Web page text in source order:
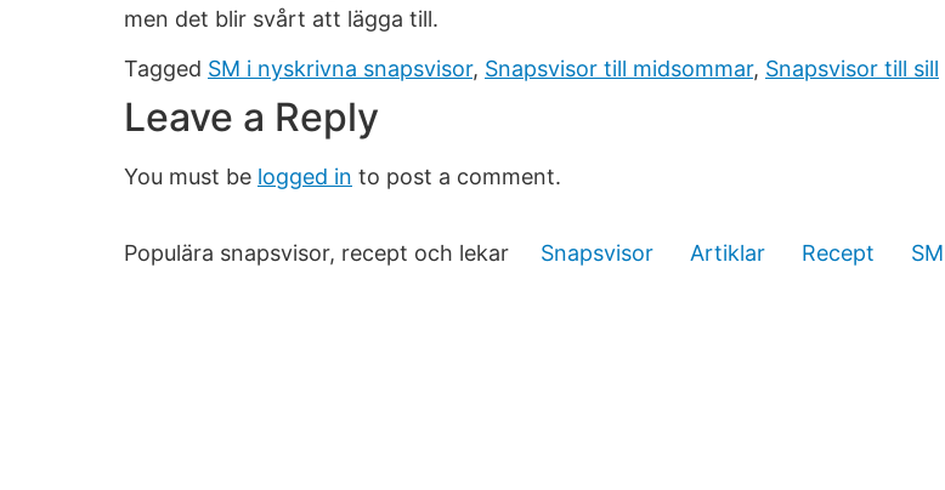
men det blir svårt att lägga till.
Tagged SM i nyskrivna snapsvisor, Snapsvisor till midsommar, Snapsvisor till sill
Leave a Reply
You must be logged in to post a comment.
Populära snapsvisor, recept och lekar Snapsvisor Artiklar Recept SM